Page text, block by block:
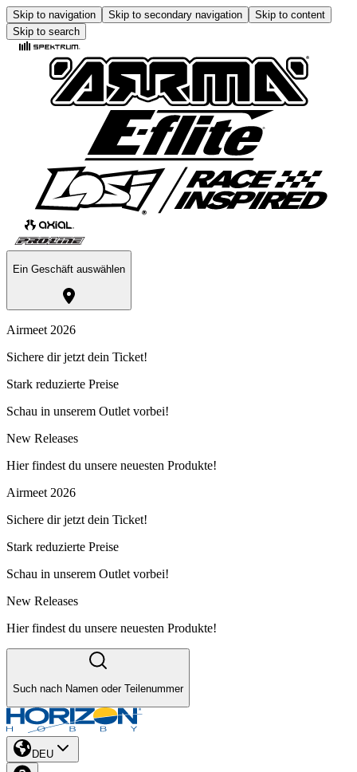
Skip to navigation Skip to secondary navigation
Skip to content
Skip to search
Ein Geschäft auswählen
Airmeet 2026
Sichere dir jetzt dein Ticket!
Stark reduzierte Preise
Schau in unserem Outlet vorbei!
New Releases
Hier findest du unsere neuesten Produkte!
Airmeet 2026
Sichere dir jetzt dein Ticket!
Stark reduzierte Preise
Schau in unserem Outlet vorbei!
New Releases
Hier findest du unsere neuesten Produkte!
Such nach Namen oder Teilenummer
DEU